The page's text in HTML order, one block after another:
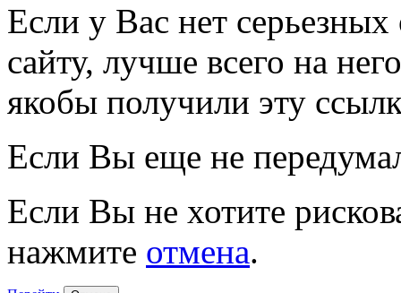
Если у Вас нет
сайту, лучше всего на
якобы получили эту
Если Вы еще не
Если Вы не хотите
нажмите отмена.